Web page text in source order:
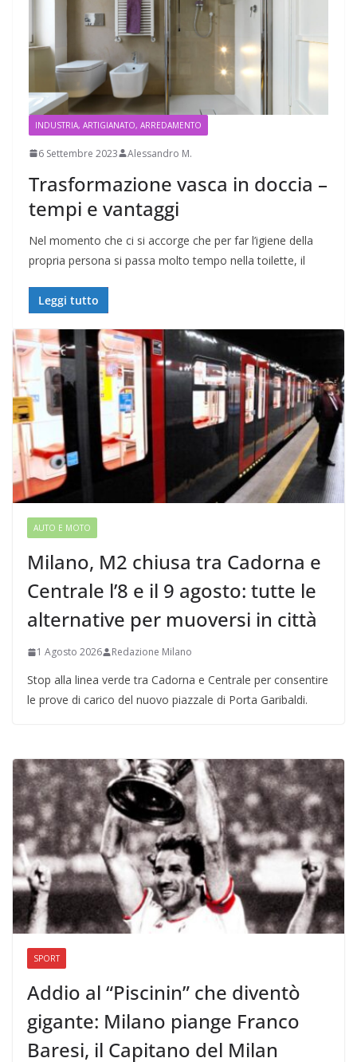
INDUSTRIA, ARTIGIANATO, ARREDAMENTO
6 Settembre 2023 Alessandro M.
Trasformazione vasca in doccia –
tempi e vantaggi
Nel momento che ci si accorge che per far l’igiene della
propria persona si passa molto tempo nella toilette, il
Leggi tutto
AUTO E MOTO
Milano, M2 chiusa tra Cadorna e
Centrale l’8 e il 9 agosto: tutte le
alternative per muoversi in città
1 Agosto 2026 Redazione Milano
Stop alla linea verde tra Cadorna e Centrale per consentire
le prove di carico del nuovo piazzale di Porta Garibaldi.
SPORT
Addio al “Piscinin” che diventò
gigante: Milano piange Franco
Baresi, il Capitano del Milan